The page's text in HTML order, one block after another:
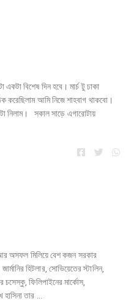
বিশেষ দিন হবে। মার্চ টু ঢাকা
করেছিলাম আমি নিজে শাহবাগ থাকবো।
নিলাম। সকাল সাড়ে এগারোটায়
আর অসফল মিলিয়ে বেশ কজন সরকার
হিটলার, সোভিয়েতের স্টালিন,
চসেস্কু, ফিলিপাইনের মার্কোস,
তার …